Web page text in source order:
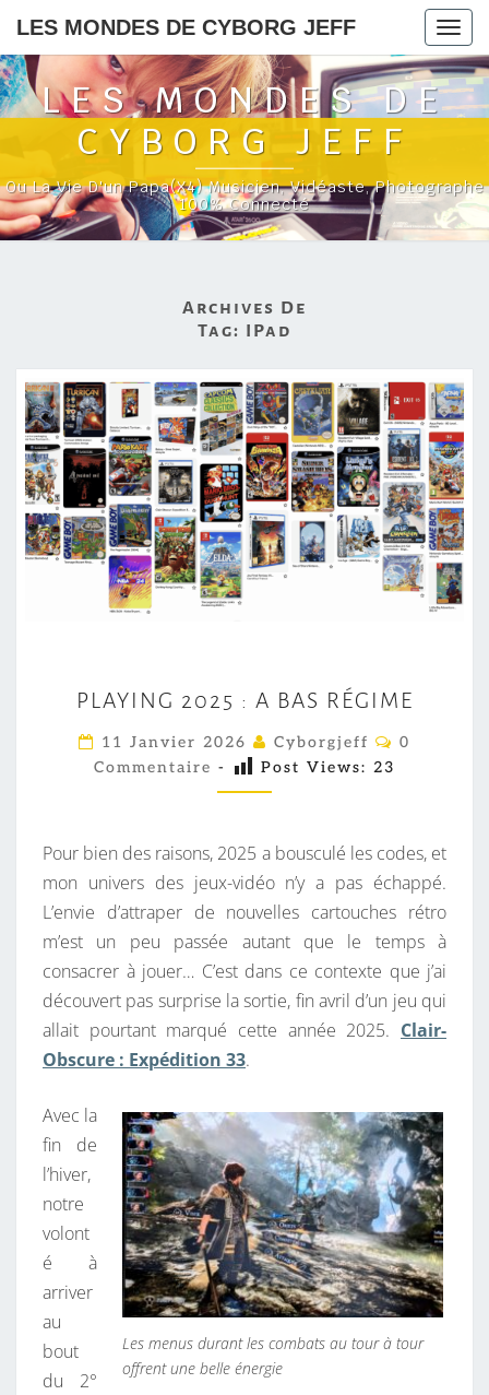
LES MONDES DE CYBORG JEFF
LES MONDES DE
CYBORG JEFF
Ou La Vie D'un Papa(x4) Musicien, Vidéaste, Photographe
100% Connecté
Archives De
Tag: IPad
A
Y
I
G
2
0
2
5
:
A
B
S
É
G
I
M
E
PLAYING 2025 : A BAS RÉGIME
11 Janvier 2026 Cyborgjeff
C
A
I
R
E
0
Commentaire - Post Views: 23
Pour bien des raisons, 2025 a bousculé les codes, et
mon univers des jeux-vidéo n’y a pas échappé.
L’envie d’attraper de nouvelles cartouches rétro
m’est un peu passée autant que le temps à
consacrer à jouer… C’est dans ce contexte que j’ai
découvert pas surprise la sortie, fin avril d’un jeu qui
allait pourtant marqué cette année 2025. Clair-
Obscure : Expédition 33.
Les menus durant les combats au tour à tour
offrent une belle énergie
Avec la
fin de
l’hiver,
notre
volont
é à
arriver
au
bout
du 2°